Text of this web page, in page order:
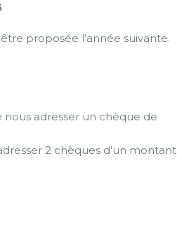
proposée l’année suivante.
adresser un chèque de
2 chèques d’un